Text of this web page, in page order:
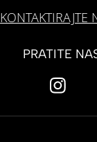
KONTAKTIRAJTE
PRATITE